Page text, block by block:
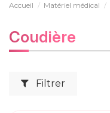
Accueil Matériel médical
Coudière
Filtrer